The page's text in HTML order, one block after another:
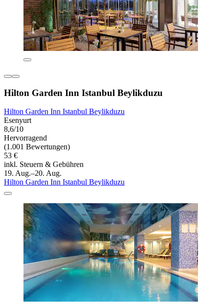
Hilton Garden Inn Istanbul Beylikduzu
Hilton Garden Inn Istanbul Beylikduzu
Esenyurt
8,6/10
Hervorragend
(1.001 Bewertungen)
53 €
inkl. Steuern & Gebühren
19. Aug.–20. Aug.
Hilton Garden Inn Istanbul Beylikduzu